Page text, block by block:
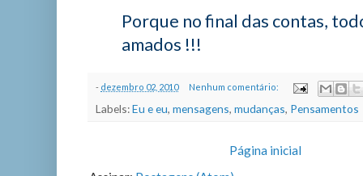
Porque no final das contas,
amados !!!
- dezembro 02, 2010 Nenhum comentário:
Labels:Eu e eu, mensagens, mudanças, Pensamentos
Página inicial